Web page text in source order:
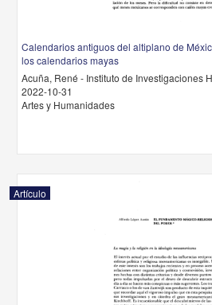
Calendarios antiguos del altiplano de
los calendarios mayas
Acuña, René - Instituto de Investigaciones
2022-10-31
Artes y Humanidades
Artículo